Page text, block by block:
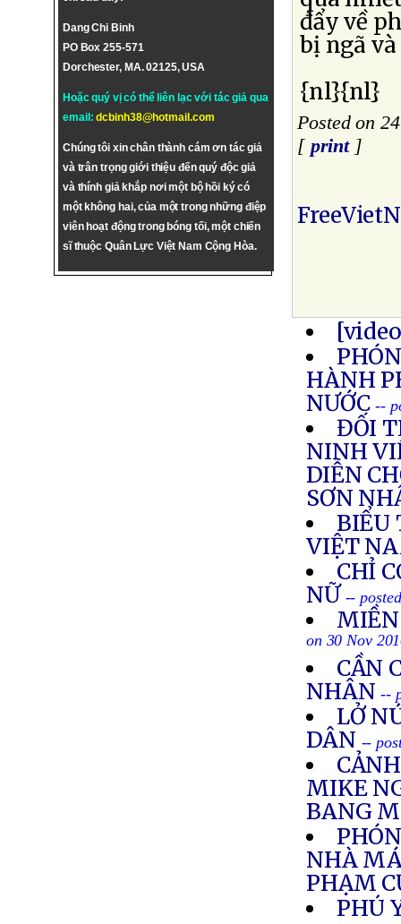
Dang Chi Binh
PO Box 255-571
Dorchester, MA. 02125, USA
Hoặc quý vị có thể liên lạc với tác giả qua
email:dcbinh38@hotmail.com
Chúng tôi xin chân thành cám ơn tác giả
và trân trọng giới thiệu đến quý độc giả
và thính giả khắp nơi một bộ hồi ký có
một không hai, của một trong những điệp
viên hoạt động trong bóng tối, một chiến
sĩ thuộc Quân Lực Việt Nam Cộng Hòa.
đẩy về
bị ngã
{nl}{nl}
Posted on
[ print]
HÀNH
NƯỚC --
ĐỐI
NINH
DIỄN
SƠN
BIỂU
VIỆT
CHỈ
NỮ --
on 30 Nov
CẦN
NHÂN --
LỞ
DÂN --
MIKE
BANG
NHÀ
PHẠM
PHÚ